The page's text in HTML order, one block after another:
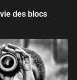
des blocs